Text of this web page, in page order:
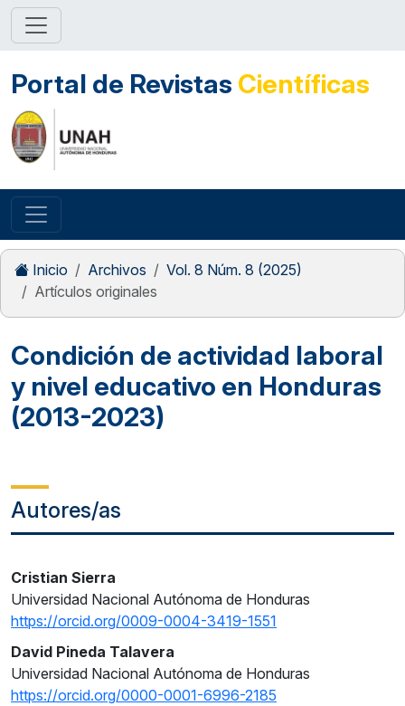
Portal de Revistas Científicas
Inicio Archivos
Vol. 8 Núm. 8 (2025)
Artículos originales
Condición de actividad laboral
y nivel educativo en Honduras
(2013-2023)
Autores/as
Cristian Sierra
Universidad Nacional Autónoma de Honduras
https://orcid.org/0009-0004-3419-1551
David Pineda Talavera
Universidad Nacional Autónoma de Honduras
https://orcid.org/0000-0001-6996-2185